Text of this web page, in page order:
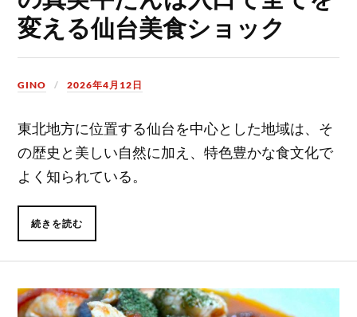
変える仙台美食ショック
GINO 2026年4月12日
東北地方に位置する仙台を中心とした地域は、そ
の歴史と美しい自然に加え、特色豊かな食文化で
よく知られている。
続きを読む